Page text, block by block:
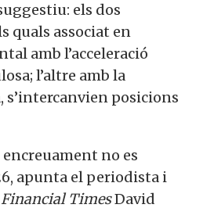
els dos
quals associat en
amb l’acceleració
l’altre amb la
s’intercanvien posicions
no es
apunta el periodista i
Financial TimesDavid